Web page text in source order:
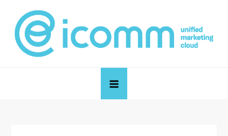
content
icomm unified marketing cloud
Blog de icomm unified marketing cloud